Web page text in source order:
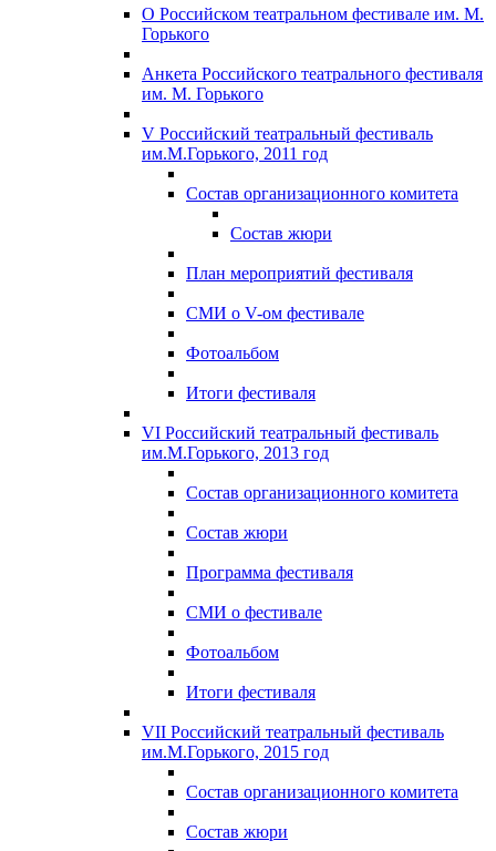
О Российском театральном фестивале им. М.
Горького
Анкета Российского театрального фестиваля
им. М. Горького
V Российский театральный фестиваль
им.М.Горького, 2011 год
Состав организационного комитета
Состав жюри
План мероприятий фестиваля
СМИ о V-ом фестивале
Фотоальбом
Итоги фестиваля
VI Российский театральный фестиваль
им.М.Горького, 2013 год
Состав организационного комитета
Состав жюри
Программа фестиваля
СМИ о фестивале
Фотоальбом
Итоги фестиваля
VII Российский театральный фестиваль
им.М.Горького, 2015 год
Состав организационного комитета
Состав жюри